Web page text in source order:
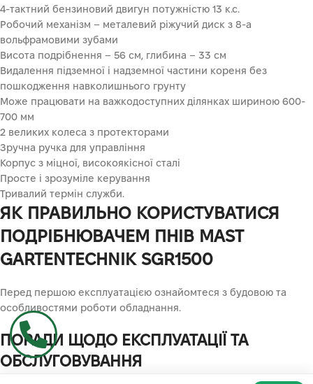
4-тактний бензиновий двигун потужністю 13 к.с.
Робочий механізм – металевий ріжучий диск з 8-а
вольфрамовими зубами
Висота подрібнення – 56 см, глибина – 33 см
Видалення підземної і надземної частини кореня без
пошкодження навколишнього грунту
Може працювати на важкодоступних ділянках шириною 600-
700 мм
2 великих колеса з протекторами
Зручна ручка для управління
Корпус з міцної, високоякісної сталі
Просте і зрозуміле керування
Тривалий термін служби.
ЯК ПРАВИЛЬНО КОРИСТУВАТИСЯ
ПОДРІБНЮВАЧЕМ ПНІВ MAST
GARTENTECHNIK SGR1500
Перед першою експлуатацією ознайомтеся з будовою та
особливостями роботи обладнання.
ПОРАДИ ЩОДО ЕКСПЛУАТАЦІЇ ТА
ОБСЛУГОВУВАННЯ